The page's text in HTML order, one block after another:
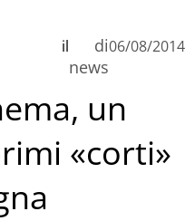
di
news
il 06/08/2014
un
«corti»